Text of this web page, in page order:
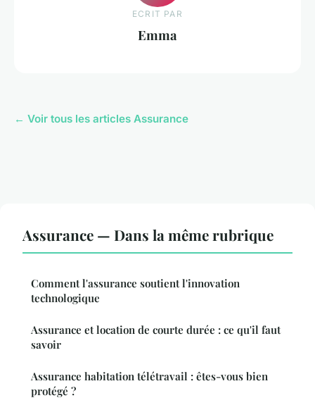
ECRIT PAR
Emma
← Voir tous les articles Assurance
Assurance — Dans la même rubrique
Comment l'assurance soutient l'innovation
technologique
Assurance et location de courte durée : ce qu'il faut
savoir
Assurance habitation télétravail : êtes-vous bien
protégé ?